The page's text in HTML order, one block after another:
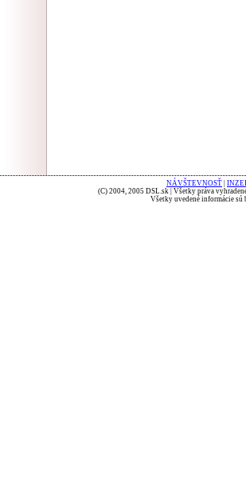
NÁVŠTEVNOSŤ
(C) 2004, 2005 DSL.sk | Všetky práva
Všetky uvedené informácie sú